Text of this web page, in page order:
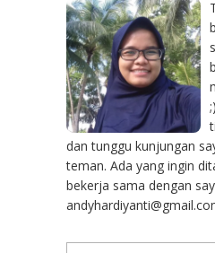
dan tunggu kunjungan
teman. Ada yang ingin
bekerja sama dengan